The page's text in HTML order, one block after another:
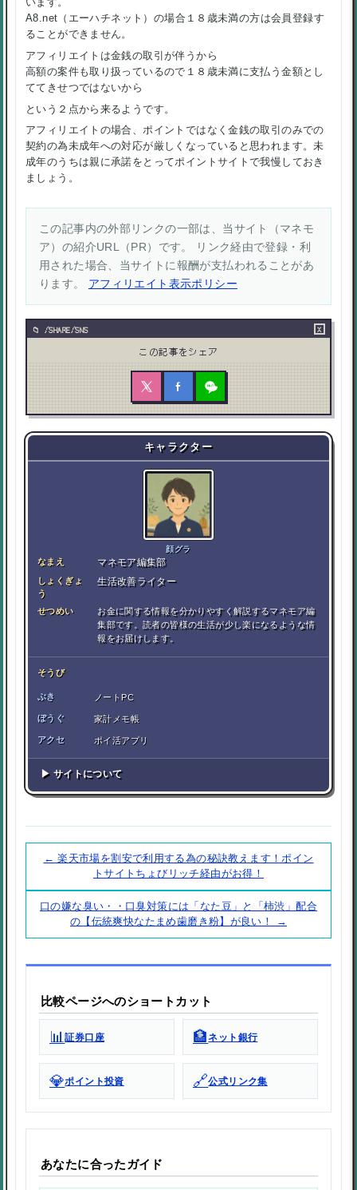
A8.net（エーハチネット）の場合１８歳未満の方は会員登録す
ることができません。
アフィリエイトは金銭の取引が伴うから
高額の案件も取り扱っているので１８歳未満に支払う金額とし
ててきせつではないから
という２点から来るようです。
アフィリエイトの場合、ポイントではなく金銭の取引のみでの
契約の為未成年への対応が厳しくなっていると思われます。未
成年のうちは親に承諾をとってポイントサイトで我慢しておき
ましょう。
この記事内の外部リンクの一部は、当サイト（マネモ
ア）の紹介URL（PR）です。 リンク経由で登録・利
用された場合、当サイトに報酬が支払われることがあ
ります。 アフィリエイト表示ポリシー
/SHARE/SNS ×
この記事をシェア
キャラクター
顔グラ
なまえ マネモア編集部
しょくぎょ
う
生活改善ライター
せつめい
お金に関する情報を分かりやすく解説するマネモア編
集部です。読者の皆様の生活が少し楽になるような情
報をお届けします。
そうび
ぶき ノートPC
ぼうぐ 家計メモ帳
アクセ ポイ活アプリ
▶ サイトについて
← 楽天市場を割安で利用する為の秘訣教えます！ポイン
トサイトちょびリッチ経由がお得！
口の嫌な臭い・・口臭対策には「なた豆」と「柿渋」配合
の【伝統爽快なたまめ歯磨き粉】が良い！ →
比較ページへのショートカット
📊証券口座 🏦ネット銀行
💎ポイント投資 🔗公式リンク集
あなたに合ったガイド